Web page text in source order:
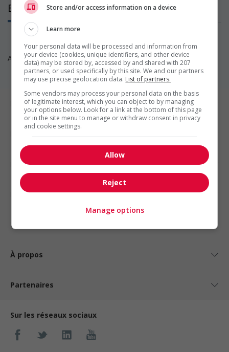
Emplois(0)
Aucun poste disponible pour l’instant. Revenez nous voir!
Emplois par ville
Emplois par secteur
Emplois par statut
Emplois par type
Nos suggestions
À propos
Partenaires
Sur les réseaux sociaux
Store and/or access information on a device
Learn more
Your personal data will be processed and information from
your device (cookies, unique identifiers, and other device
data) may be stored by, accessed by and shared with 207
partners, or used specifically by this site. We and our partners
may use precise geolocation data. List of partners.
Some vendors may process your personal data on the basis
of legitimate interest, which you can object to by managing
your options below. Look for a link at the bottom of this page
or in the site menu to manage or withdraw consent in privacy
and cookie settings.
Allow
Reject
Manage options